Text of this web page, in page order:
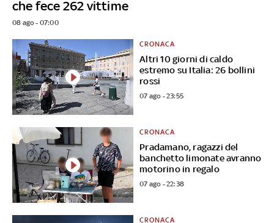
che fece 262 vittime
08 ago - 07:00
Altri 10 giorni di caldo
estremo su Italia: 26 bollini
rossi
CRONACA
07 ago - 23:55
Pradamano, ragazzi del
banchetto limonate avranno
motorino in regalo
CRONACA
07 ago - 22:38
CRONACA